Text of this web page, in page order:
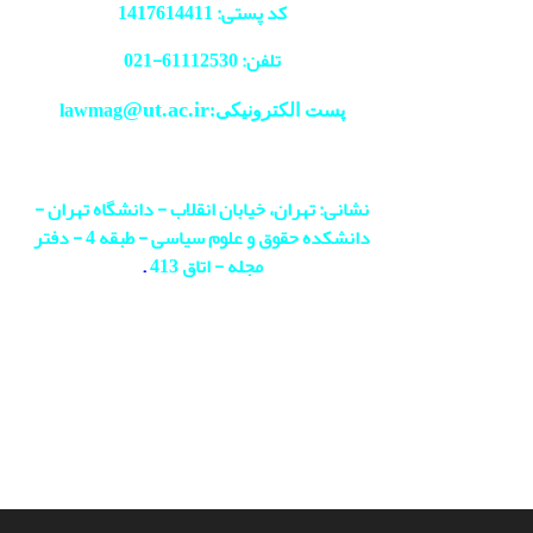
کد پستی: 1417614411
تلفن: 61112530-
021
پست الکترونیکی:lawmag@ut.ac.ir
نشانی: تهران، خیابان انقلاب - دانشگاه تهران -
دانشکده حقوق و علوم سیاسی - طبقه 4 - دفتر
مجله - اتاق 413
.